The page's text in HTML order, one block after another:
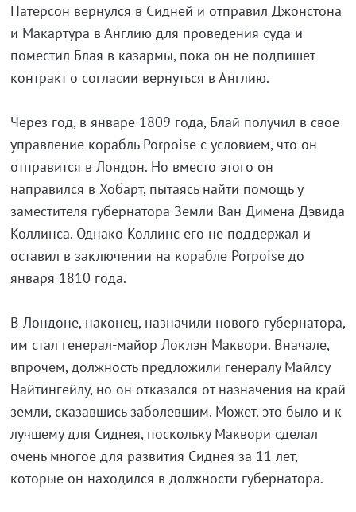
Патерсон вернулся в Сидней и отправил Джонстона
и Макартура в Англию для проведения суда и
поместил Блая в казармы, пока он не подпишет
контракт о согласии вернуться в Англию.
Через год, в январе 1809 года, Блай получил в свое
управление корабль Porpoise с условием, что он
отправится в Лондон. Но вместо этого он
направился в Хобарт, пытаясь найти помощь у
заместителя губернатора Земли Ван Димена Дэвида
Коллинса. Однако Коллинс его не поддержал и
оставил в заключении на корабле Porpoise до
января 1810 года.
В Лондоне, наконец, назначили нового губернатора,
им стал генерал-майор Локлэн Маквори. Вначале,
впрочем, должность предложили генералу Майлсу
Найтингейлу, но он отказался от назначения на край
земли, сказавшись заболевшим. Может, это было и к
лучшему для Сиднея, поскольку Маквори сделал
очень многое для развития Сиднея за 11 лет,
которые он находился в должности губернатора.